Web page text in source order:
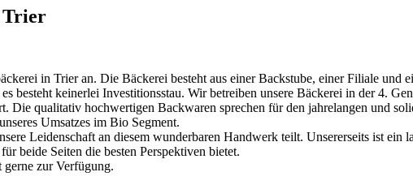
Trier
in Trier an. Die Bäckerei besteht aus einer Backstube, einer Filiale
besteht keinerlei Investitionsstau. Wir betreiben unsere Bäckerei in der 4.
Die qualitativ hochwertigen Backwaren sprechen für den jahrelangen und
Umsatzes im Bio Segment.
Leidenschaft an diesem wunderbaren Handwerk teilt. Unsererseits ist
beide Seiten die besten Perspektiven bietet.
gerne zur Verfügung.